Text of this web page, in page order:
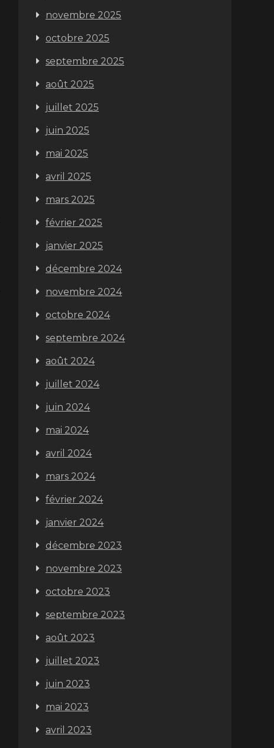
novembre 2025
octobre 2025
septembre 2025
août 2025
juillet 2025
juin 2025
mai 2025
avril 2025
mars 2025
février 2025
janvier 2025
décembre 2024
novembre 2024
octobre 2024
septembre 2024
août 2024
juillet 2024
juin 2024
mai 2024
avril 2024
mars 2024
février 2024
janvier 2024
décembre 2023
novembre 2023
octobre 2023
septembre 2023
août 2023
juillet 2023
juin 2023
mai 2023
avril 2023